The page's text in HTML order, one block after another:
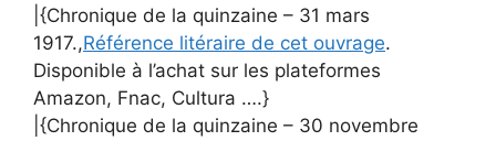
|{Chronique de la quinzaine – 31 mars
1917.,Référence litéraire de cet ouvrage.
Disponible à l’achat sur les plateformes
Amazon, Fnac, Cultura ….}
|{Chronique de la quinzaine – 30 novembre